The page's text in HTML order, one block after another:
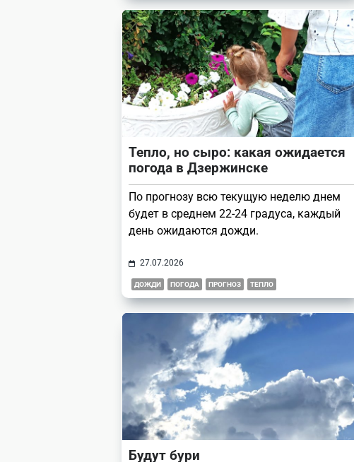
Тепло, но сыро: какая ожидается
погода в Дзержинске
По прогнозу всю текущую неделю днем
будет в среднем 22-24 градуса, каждый
день ожидаются дожди.
27.07.2026
ДОЖДИ ПОГОДА ПРОГНОЗ ТЕПЛО
Будут бури